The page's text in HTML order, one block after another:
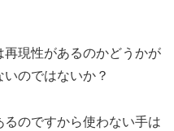
現性があるのかどうかが
のではないか？
のですから使わない手は